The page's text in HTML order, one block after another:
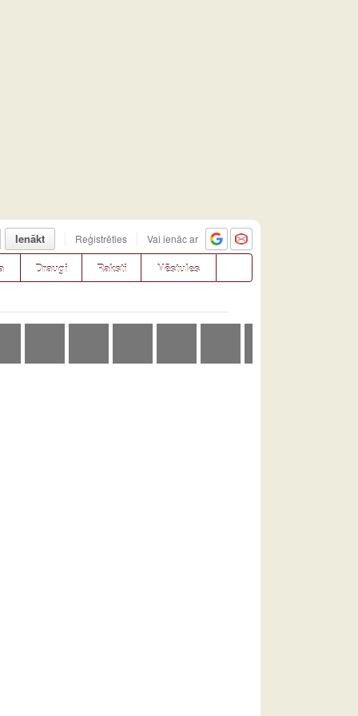
Ienākt Reģistrēties Vai ienāc ar
Draugi Raksti Vēstules